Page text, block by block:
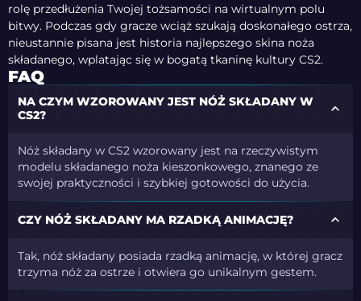
rolę przedłużenia Twojej tożsamości na wirtualnym polu
bitwy. Podczas gdy gracze wciąż szukają doskonałego ostrza,
nieustannie pisana jest historia najlepszego skina noża
składanego, wplatając się w bogatą tkaninę kultury CS2.
FAQ
NA CZYM WZOROWANY JEST NÓŻ SKŁADANY W
CS2?
Nóż składany w CS2 wzorowany jest na rzeczywistym
modelu składanego noża kieszonkowego, znanego ze
swojej praktyczności i szybkiej gotowości do użycia.
CZY NÓŻ SKŁADANY MA RZADKĄ ANIMACJĘ?
Tak, nóż składany posiada rzadką animację, w której gracz
trzyma nóż za ostrze i otwiera go unikalnym gestem.